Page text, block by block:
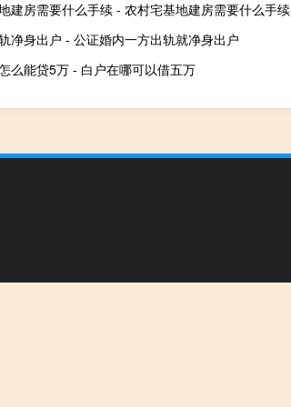
建房需要什么手续 - 农村宅基地建房需要什么手续
净身出户 - 公证婚内一方出轨就净身出户
么能贷5万 - 白户在哪可以借五万